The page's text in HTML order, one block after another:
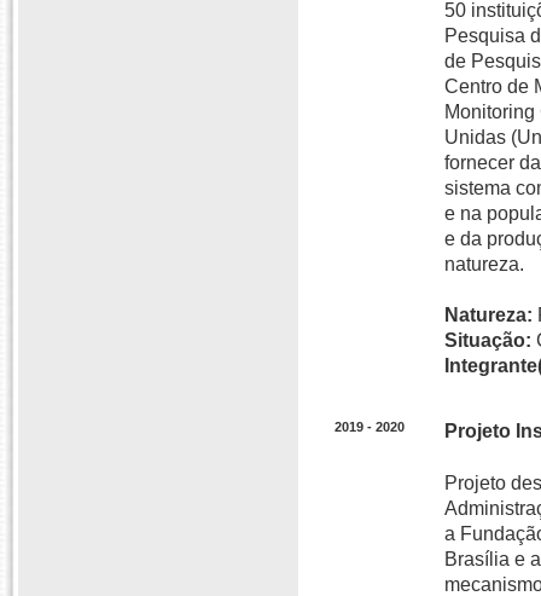
50
Pesquisa
de
Centro de
Unidas
fornecer
sistema
e na
e da
natureza.
Natureza:
Situação:
2019 - 2020 Projeto
Projeto
a
Brasília e